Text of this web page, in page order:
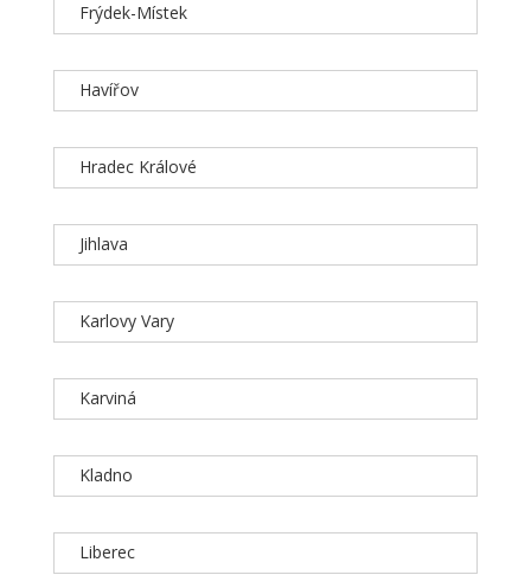
Frýdek-Místek
Havířov
Hradec Králové
Jihlava
Karlovy Vary
Karviná
Kladno
Liberec